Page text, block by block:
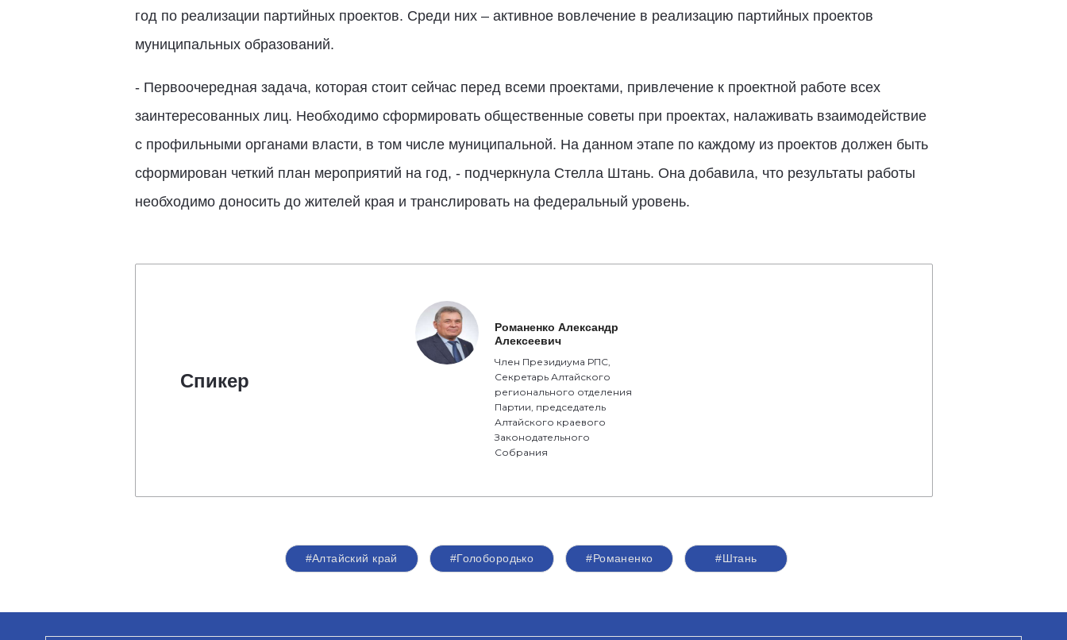
год по реализации партийных проектов. Среди них – активное вовлечение в реализацию партийных проектов
муниципальных образований.
- Первоочередная задача, которая стоит сейчас перед всеми проектами, привлечение к проектной работе всех
заинтересованных лиц. Необходимо сформировать общественные советы при проектах, налаживать взаимодействие
с профильными органами власти, в том числе муниципальной. На данном этапе по каждому из проектов должен быть
сформирован четкий план мероприятий на год, - подчеркнула Стелла Штань. Она добавила, что результаты работы
необходимо доносить до жителей края и транслировать на федеральный уровень.
Спикер
Романенко Александр
Алексеевич
Член Президиума РПС,
Секретарь Алтайского
регионального отделения
Партии, председатель
Алтайского краевого
Законодательного
Собрания
#Алтайский край #Голобородько #Романенко #Штань